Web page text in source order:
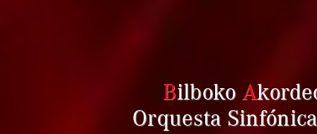
Bilboko A
Orquesta